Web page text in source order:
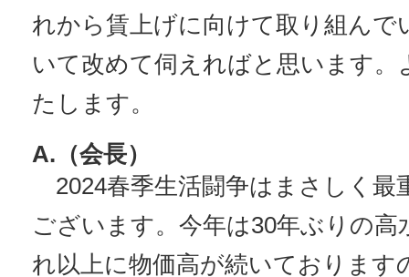
れから賃上げに向けて取り組んで
いて改めて伺えればと思います。
たします。
A.（会長）
2024春季生活闘争はまさしく最
ございます。今年は30年ぶりの高
れ以上に物価高が続いております